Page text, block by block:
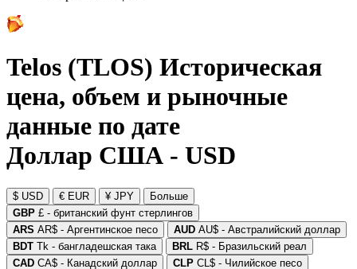
Telos (TLOS) Историческая
цена, объем и рыночные
данные по дате
Доллар США - USD
$ USD € EUR ¥ JPY
Больше
GBP £ - британский фунт стерлингов
ARS AR$ - Аргентинское песо AUD AU$ - Австралийский доллар
BDT Tk - бангладешская така BRL R$ - Бразильский реал
CAD CA$ - Канадский доллар CLP CL$ - Чилийское песо